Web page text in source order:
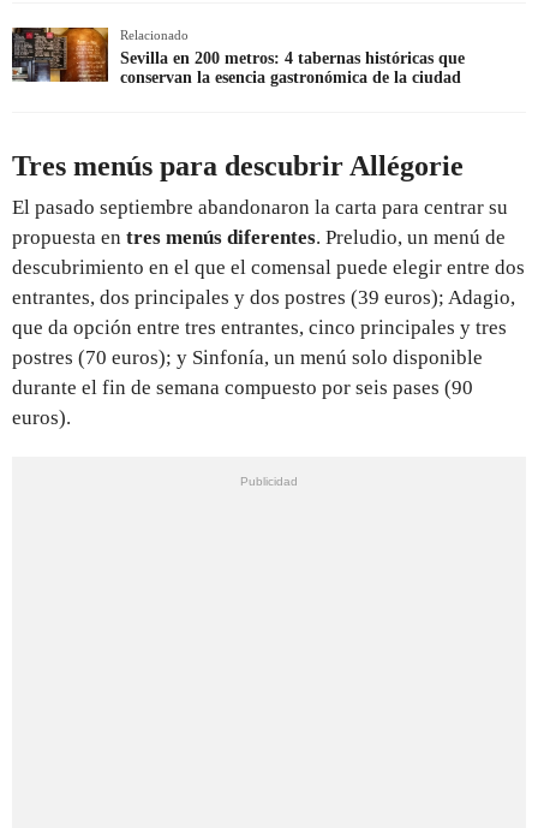
Relacionado
Sevilla en 200 metros: 4 tabernas históricas que
conservan la esencia gastronómica de la ciudad
Tres menús para descubrir Allégorie
El pasado septiembre abandonaron la carta para centrar su
propuesta en tres menús diferentes. Preludio, un menú de
descubrimiento en el que el comensal puede elegir entre dos
entrantes, dos principales y dos postres (39 euros); Adagio,
que da opción entre tres entrantes, cinco principales y tres
postres (70 euros); y Sinfonía, un menú solo disponible
durante el fin de semana compuesto por seis pases (90
euros).